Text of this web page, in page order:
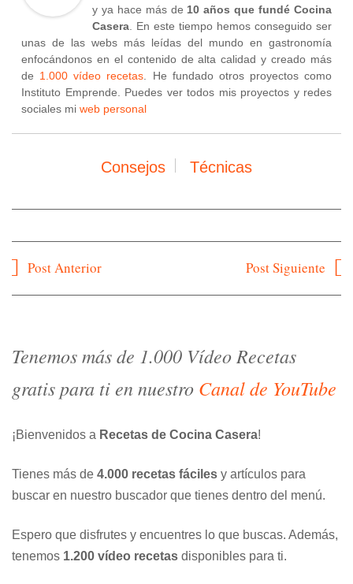
y ya hace más de 10 años que fundé Cocina
Casera . En este tiempo hemos conseguido ser
unas de las webs más leídas del mundo en gastronomía
enfocándonos en el contenido de alta calidad y creado más
de 1.000 vídeo recetas . He fundado otros proyectos como
Instituto Emprende. Puedes ver todos mis proyectos y redes
sociales mi web personal
Consejos Técnicas
Navegación
Post Anterior Post Siguiente
Tenemos más de 1.000 Vídeo Recetas
gratis para ti en nuestro Canal de YouTube
¡Bienvenidos a Recetas de Cocina Casera!
Tienes más de 4.000 recetas fáciles y artículos para
buscar en nuestro buscador que tienes dentro del menú.
Espero que disfrutes y encuentres lo que buscas. Además,
tenemos 1.200 vídeo recetas disponibles para ti.